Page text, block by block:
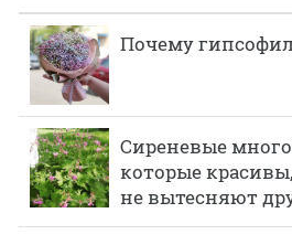
Почему
Сиреневые
которые
не вытесняют